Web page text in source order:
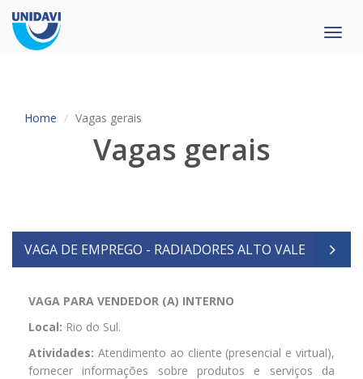
Home Vagas gerais
Vagas gerais
VAGA DE EMPREGO - RADIADORES ALTO VALE
VAGA PARA VENDEDOR (A) INTERNO
Local: Rio do Sul.
Atividades: Atendimento ao cliente (presencial e virtual),
fornecer informações sobre produtos e serviços da